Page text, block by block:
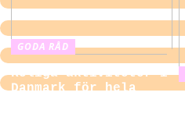
GODA RÅD
Roliga aktiviteter i
Danmark för hela